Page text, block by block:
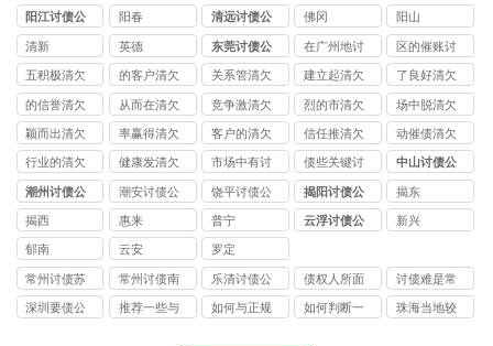
司
阳江讨债公
司
阳春
清远讨债公
司
佛冈 阳山
清新 英德
东莞讨债公
司
在广州地讨
债公司
区的催账讨
债公司
五积极清欠
公司
的客户清欠
公司
关系管清欠
公司
建立起清欠
公司
了良好清欠
公司
的信誉清欠
公司
从而在清欠
公司
竞争激清欠
公司
烈的市清欠
公司
场中脱清欠
公司
颖而出清欠
公司
率赢得清欠
公司
客户的清欠
公司
信任推清欠
公司
动催债清欠
公司
行业的清欠
公司
健康发清欠
公司
市场中有讨
债公司
债些关键讨
债公司
中山讨债公
司
潮州讨债公
司
潮安讨债公
司
饶平讨债公
司
揭阳讨债公
司
揭东
揭西 惠来 普宁
云浮讨债公
新兴
郁南 云安 罗定
常州讨债苏
州公司
常州讨债南
京公司
乐清讨债公
司
债权人所面
临的问题
讨债难是常
见问题
深圳要债公
推荐一些与
如何与正规
如何判断一
珠海当地较